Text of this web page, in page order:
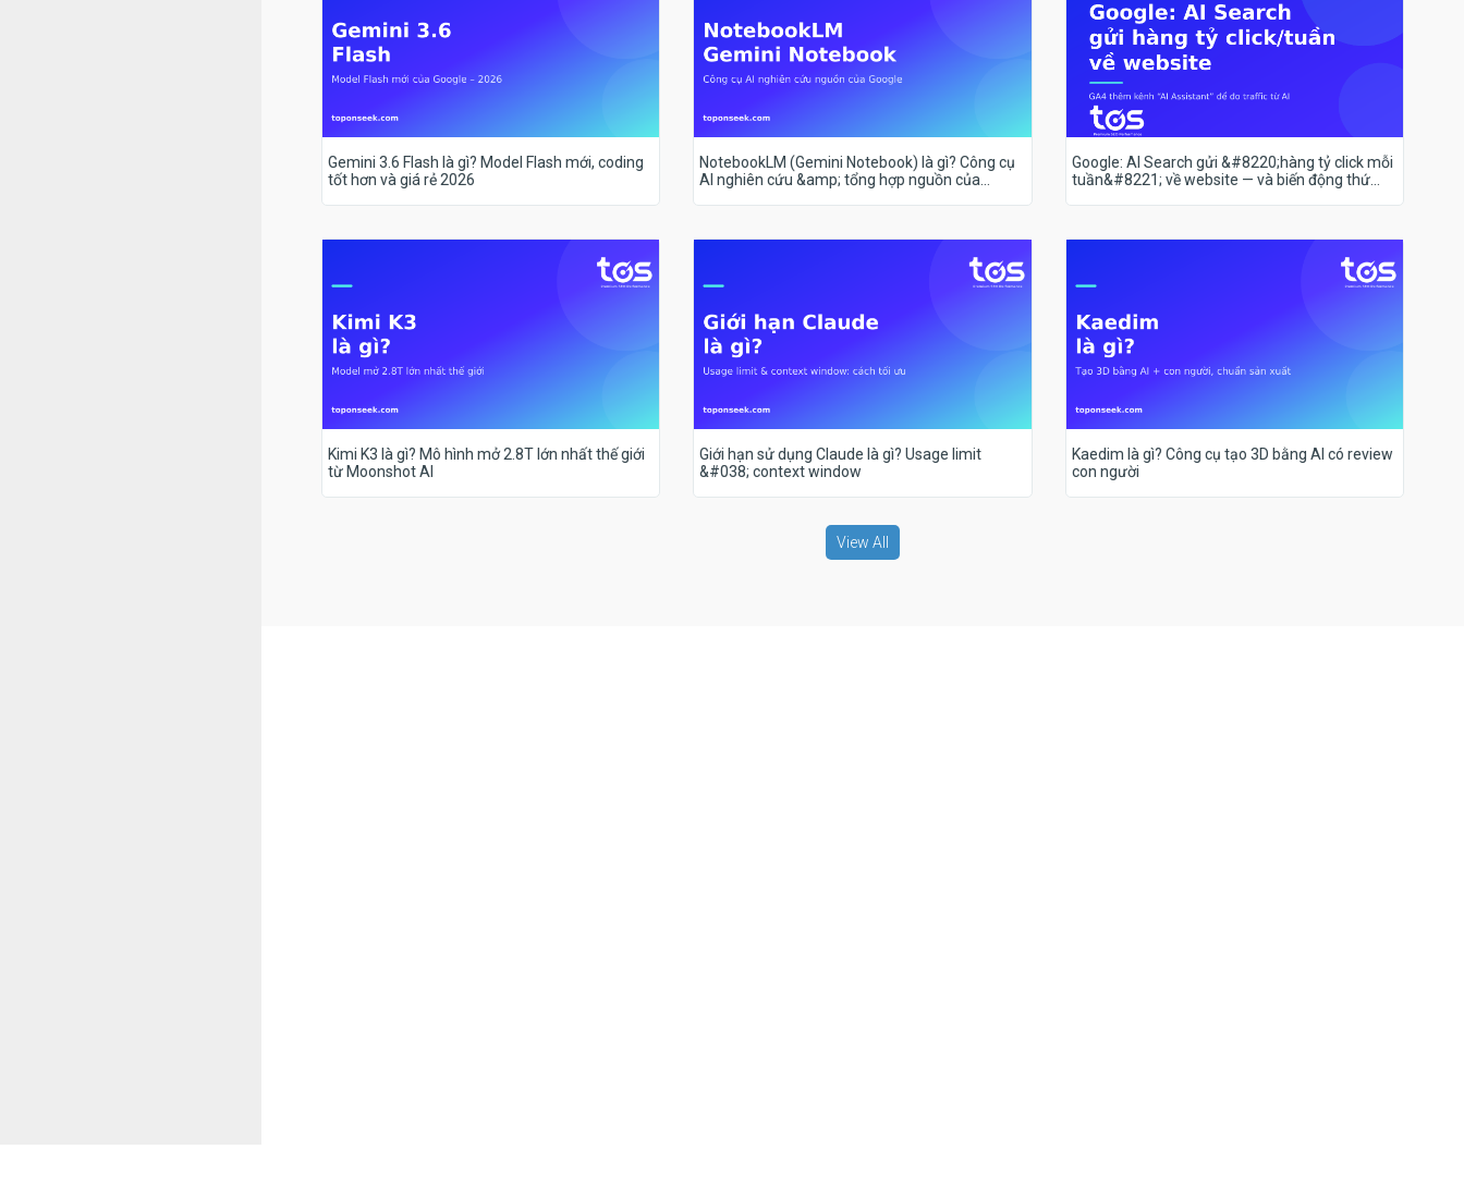
Gemini 3.6 Flash là gì? Model Flash mới, coding
tốt hơn và giá rẻ 2026
NotebookLM (Gemini Notebook) là gì? Công cụ
AI nghiên cứu &amp; tổng hợp nguồn của
Google: AI Search gửi &#8220;hàng tỷ click mỗi
tuần&#8221; về website — và biến động thứ
Kimi K3 là gì? Mô hình mở 2.8T lớn nhất thế giới
từ Moonshot AI
Giới hạn sử dụng Claude là gì? Usage limit
&#038; context window
Kaedim là gì? Công cụ tạo 3D bằng AI có review
con người
View All